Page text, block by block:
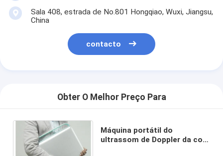
Sala 408, estrada de No.801 Hongqiao, Wuxi, Jiangsu,
China
contacto
Obter O Melhor Preço Para
Máquina portátil do
ultrassom de Doppler da cor